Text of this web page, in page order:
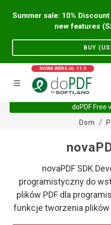
Summer sale: 10%
new features
BUY
NOWA WERSJA: 11.9
doPDF Free
Dom
novaPDF SDK
programistyczny do
plików PDF dla
funkcje tworzenia plików